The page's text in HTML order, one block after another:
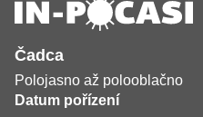
Čadca
Polojasno až polooblačno
Datum pořízení